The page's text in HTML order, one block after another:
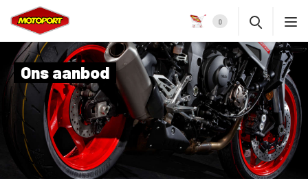
0
Ons aanbod